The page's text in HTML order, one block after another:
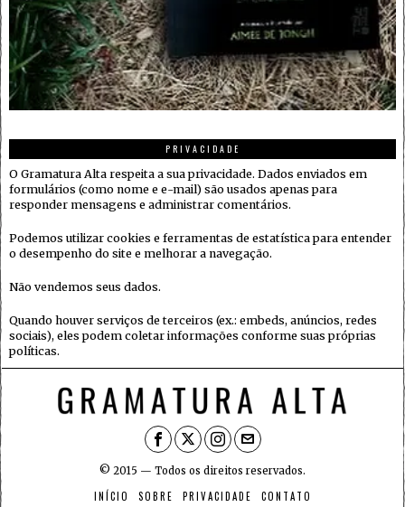
PRIVACIDADE
O Gramatura Alta respeita a sua privacidade. Dados enviados em
formulários (como nome e e-mail) são usados apenas para
responder mensagens e administrar comentários.
Podemos utilizar cookies e ferramentas de estatística para entender
o desempenho do site e melhorar a navegação.
Não vendemos seus dados.
Quando houver serviços de terceiros (ex.: embeds, anúncios, redes
sociais), eles podem coletar informações conforme suas próprias
políticas.
© 2015 — Todos os direitos reservados.
INÍCIO SOBRE PRIVACIDADE CONTATO